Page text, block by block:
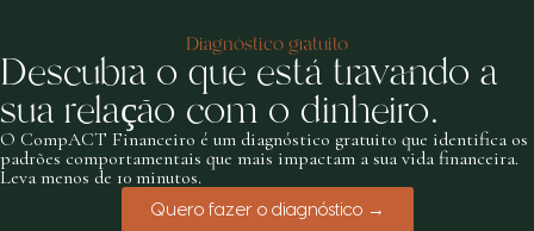
Diagnóstico gratuito
Descubra o que está travando a
sua relação com o dinheiro.
O CompACT Financeiro é um diagnóstico gratuito que identifica os
padrões comportamentais que mais impactam a sua vida financeira.
Leva menos de 10 minutos.
Quero fazer o diagnóstico →